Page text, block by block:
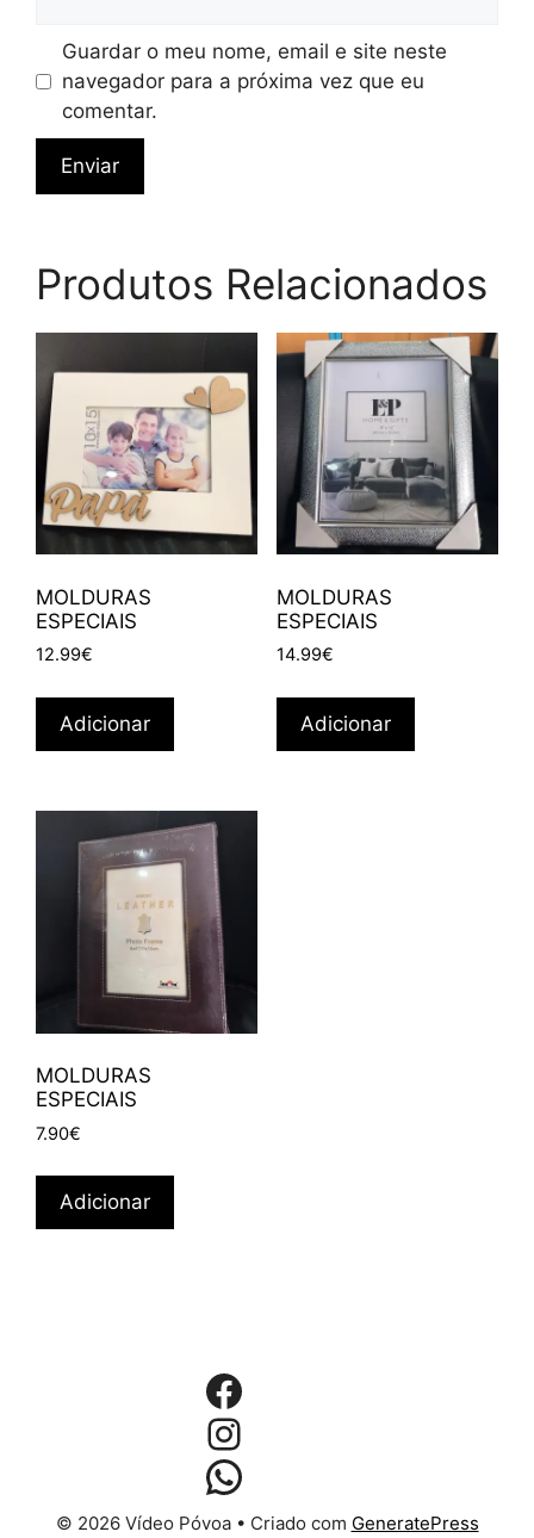
Guardar o meu nome, email e site neste
navegador para a próxima vez que eu
comentar.
Produtos Relacionados
MOLDURAS
ESPECIAIS
12.99€
Adicionar
MOLDURAS
ESPECIAIS
14.99€
Adicionar
MOLDURAS
ESPECIAIS
7.90€
Adicionar
Facebook
Instagram
WhatsApp
© 2026 Vídeo Póvoa• Criado com GeneratePress